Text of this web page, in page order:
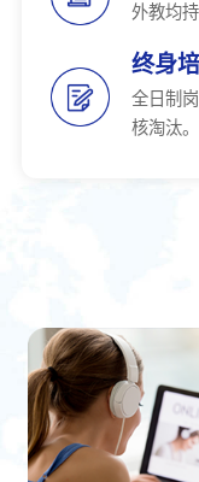
外教均
终身培
全日制
核淘汰。